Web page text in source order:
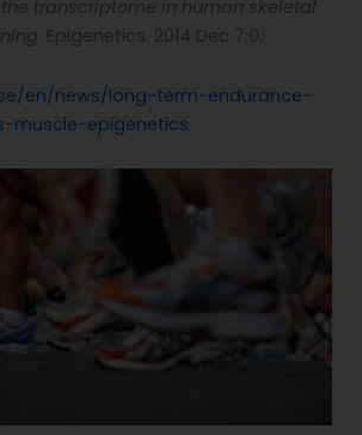
transcriptome in human skeletal
. Epigenetics. 2014 Dec 7:0.
en/news/long-term-endurance-
muscle-epigenetics